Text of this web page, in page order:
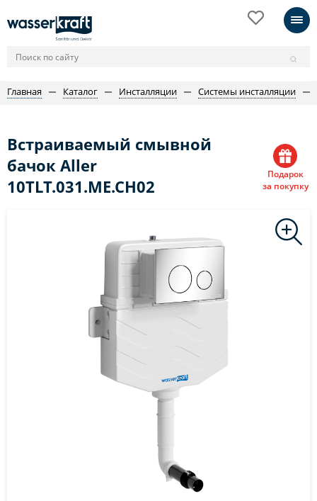
Главная Каталог Инсталляции Системы инсталляции
Встраиваемый смывной
бачок Aller
10TLT.031.ME.CH02
Подарок
за покупку